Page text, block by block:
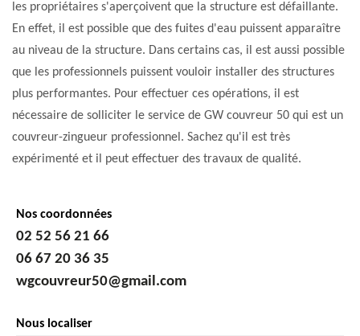
les propriétaires s'aperçoivent que la structure est défaillante.
En effet, il est possible que des fuites d'eau puissent apparaître
au niveau de la structure. Dans certains cas, il est aussi possible
que les professionnels puissent vouloir installer des structures
plus performantes. Pour effectuer ces opérations, il est
nécessaire de solliciter le service de GW couvreur 50 qui est un
couvreur-zingueur professionnel. Sachez qu'il est très
expérimenté et il peut effectuer des travaux de qualité.
Nos coordonnées
02 52 56 21 66
06 67 20 36 35
wgcouvreur50@gmail.com
Nous localiser